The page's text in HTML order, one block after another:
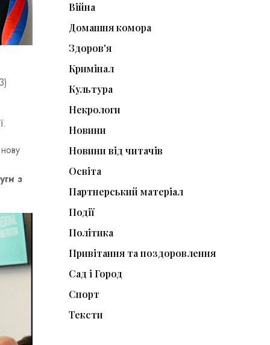
з
Війна
Домашня комора
Здоров'я
Кримінал
Культура
Некрологи
Новини
Новини від читачів
Освіта
Партнерський матеріал
Події
Політика
Привітання та поздоровлення
Сад і Город
Спорт
Тексти